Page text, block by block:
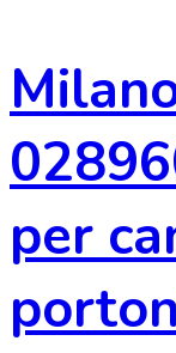
al
contenuto
per